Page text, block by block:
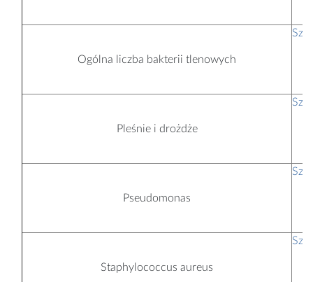
Ogólna liczba bakterii tlenowych
Pleśnie i drożdże
Pseudomonas
Staphylococcus aureus